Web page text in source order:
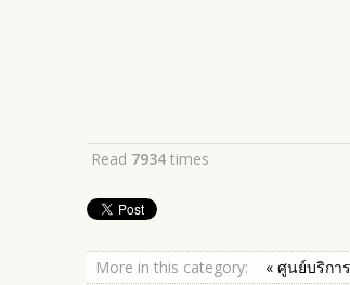
Read 7934 times
More in this category: « ศูนย์บริกา